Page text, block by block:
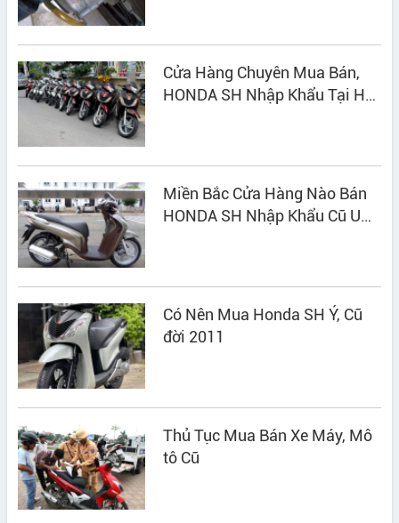
Cửa Hàng Chuyên Mua Bán,
HONDA SH Nhập Khẩu Tại Hà
Miền Bắc Cửa Hàng Nào Bán
HONDA SH Nhập Khẩu Cũ UY
Có Nên Mua Honda SH Ý, Cũ
đời 2011
Thủ Tục Mua Bán Xe Máy, Mô
tô Cũ